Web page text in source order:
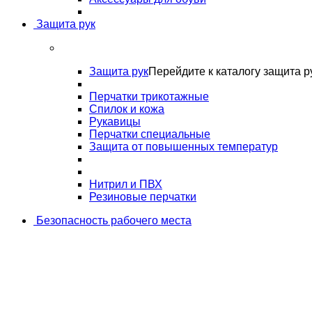
Защита рук
Защита рукПерейдите к каталогу защита
Перчатки трикотажные
Спилок и кожа
Рукавицы
Перчатки специальные
Защита от повышенных температур
Нитрил и ПВХ
Резиновые перчатки
Безопасность рабочего места